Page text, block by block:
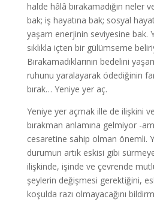
halde hâlâ bırakamadığın neler
bak; iş hayatına bak; sosyal
yaşam enerjinin seviyesine bak.
sıklıkla içten bir gülümseme
Bırakamadıklarının bedelini
ruhunu yaralayarak ödediğinin
bırak… Yeniye yer aç.
Yeniye yer açmak ille de ilişkini
bırakman anlamına gelmiyor -
cesaretine sahip olman önemli.
durumun artık eskisi gibi
ilişkinde, işinde ve çevrende
şeylerin değişmesi gerektiğini,
koşulda razı olmayacağını